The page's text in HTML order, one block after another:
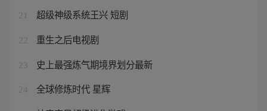
21 超级神级系统王兴 短剧
22 重生之后电视剧
23 史上最强炼气期境界划分最新
24 全球修炼时代 星辉